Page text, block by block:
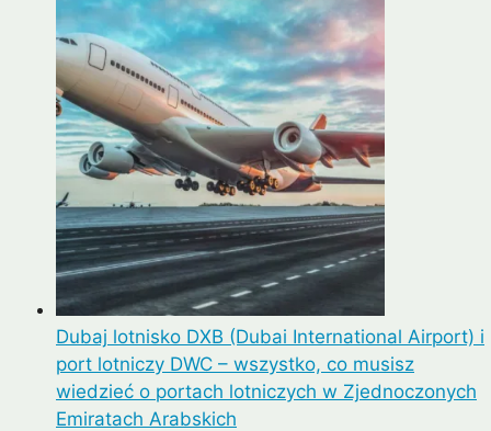
Dubaj lotnisko DXB (Dubai International Airport) i
port lotniczy DWC – wszystko, co musisz
wiedzieć o portach lotniczych w Zjednoczonych
Emiratach Arabskich